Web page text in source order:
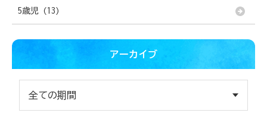
5歳児 (13)
アーカイブ